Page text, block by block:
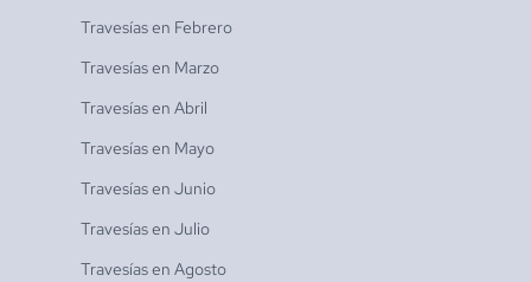
Travesías en Febrero
Travesías en Marzo
Travesías en Abril
Travesías en Mayo
Travesías en Junio
Travesías en Julio
Travesías en Agosto